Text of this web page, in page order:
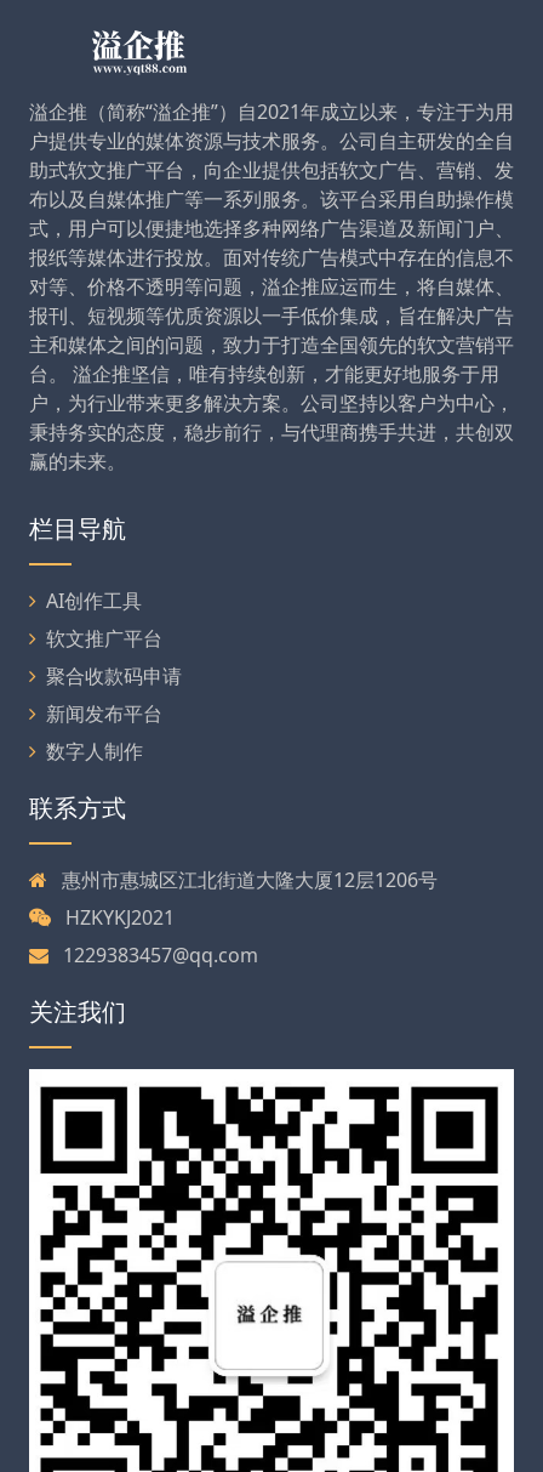
溢企推（简称“溢企推”）自2021年成立以来，专注于为用
户提供专业的媒体资源与技术服务。公司自主研发的全自
助式软文推广平台，向企业提供包括软文广告、营销、发
布以及自媒体推广等一系列服务。该平台采用自助操作模
式，用户可以便捷地选择多种网络广告渠道及新闻门户、
报纸等媒体进行投放。面对传统广告模式中存在的信息不
对等、价格不透明等问题，溢企推应运而生，将自媒体、
报刊、短视频等优质资源以一手低价集成，旨在解决广告
主和媒体之间的问题，致力于打造全国领先的软文营销平
台。 溢企推坚信，唯有持续创新，才能更好地服务于用
户，为行业带来更多解决方案。公司坚持以客户为中心，
秉持务实的态度，稳步前行，与代理商携手共进，共创双
赢的未来。
栏目导航
AI创作工具
软文推广平台
聚合收款码申请
新闻发布平台
数字人制作
联系方式
惠州市惠城区江北街道大隆大厦12层1206号
HZKYKJ2021
1229383457@qq.com
关注我们